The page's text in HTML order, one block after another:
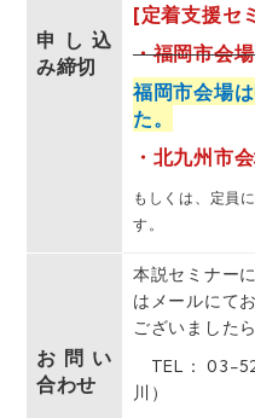
申し込
み締切
[定着支援セ
・福岡市会
福岡市会場
た。
・北九州市
もしくは、定員
す。
お問い
合わせ
本説セミナー
はメールにて
ございました
TEL： 03-
川）